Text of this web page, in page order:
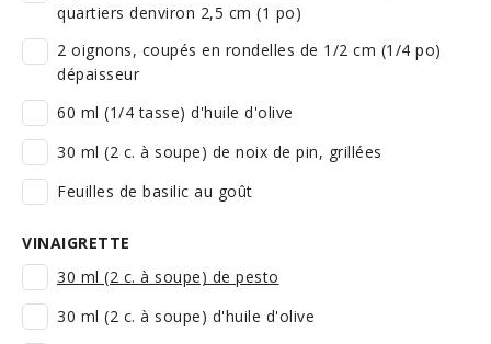
quartiers denviron 2,5 cm (1 po)
2 oignons, coupés en rondelles de 1/2 cm (1/4 po)
dépaisseur
60 ml (1/4 tasse) d'huile d'olive
30 ml (2 c. à soupe) de noix de pin, grillées
Feuilles de basilic au goût
VINAIGRETTE
30 ml (2 c. à soupe) de pesto
30 ml (2 c. à soupe) d'huile d'olive